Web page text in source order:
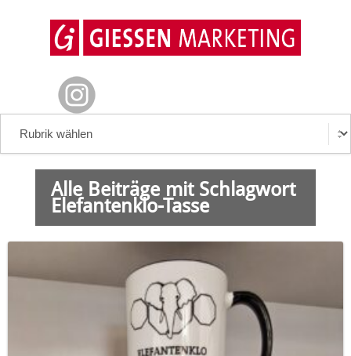
Alle Beiträge mit Schlagwort
Elefantenklo-Tasse